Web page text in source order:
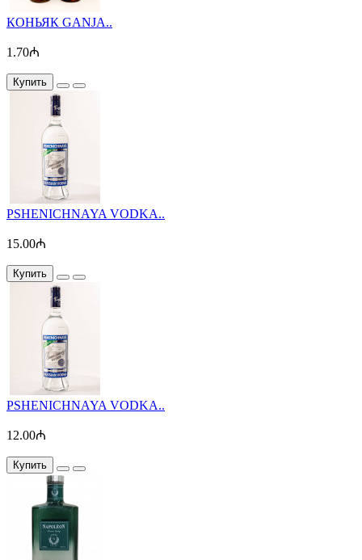
КОНЬЯК GANJA..
1.70₼
Купить
PSHENICHNAYA VODKA..
15.00₼
Купить
PSHENICHNAYA VODKA..
12.00₼
Купить